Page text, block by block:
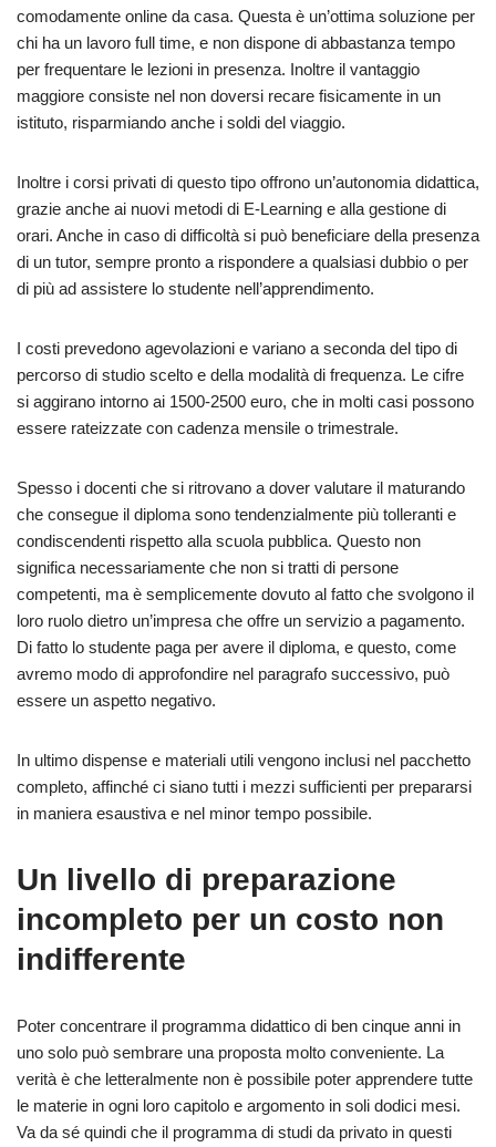
comodamente online da casa. Questa è un’ottima soluzione per
chi ha un lavoro full time, e non dispone di abbastanza tempo
per frequentare le lezioni in presenza. Inoltre il vantaggio
maggiore consiste nel non doversi recare fisicamente in un
istituto, risparmiando anche i soldi del viaggio.
Inoltre i corsi privati di questo tipo offrono un’autonomia didattica,
grazie anche ai nuovi metodi di E-Learning e alla gestione di
orari. Anche in caso di difficoltà si può beneficiare della presenza
di un tutor, sempre pronto a rispondere a qualsiasi dubbio o per
di più ad assistere lo studente nell’apprendimento.
I costi prevedono agevolazioni e variano a seconda del tipo di
percorso di studio scelto e della modalità di frequenza. Le cifre
si aggirano intorno ai 1500-2500 euro, che in molti casi possono
essere rateizzate con cadenza mensile o trimestrale.
Spesso i docenti che si ritrovano a dover valutare il maturando
che consegue il diploma sono tendenzialmente più tolleranti e
condiscendenti rispetto alla scuola pubblica. Questo non
significa necessariamente che non si tratti di persone
competenti, ma è semplicemente dovuto al fatto che svolgono il
loro ruolo dietro un’impresa che offre un servizio a pagamento.
Di fatto lo studente paga per avere il diploma, e questo, come
avremo modo di approfondire nel paragrafo successivo, può
essere un aspetto negativo.
In ultimo dispense e materiali utili vengono inclusi nel pacchetto
completo, affinché ci siano tutti i mezzi sufficienti per prepararsi
in maniera esaustiva e nel minor tempo possibile.
Un livello di preparazione
incompleto per un costo non
indifferente
Poter concentrare il programma didattico di ben cinque anni in
uno solo può sembrare una proposta molto conveniente. La
verità è che letteralmente non è possibile poter apprendere tutte
le materie in ogni loro capitolo e argomento in soli dodici mesi.
Va da sé quindi che il programma di studi da privato in questi